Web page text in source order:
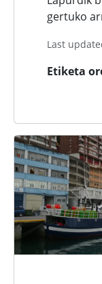
gertuko
Last
Etiketa